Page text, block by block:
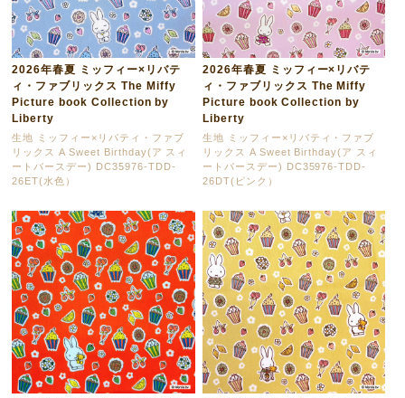
2026年春夏 ミッフィー×リバテ
ィ・ファブリックス The Miffy
Picture book Collection by
Liberty
生地 ミッフィー×リバティ・ファブ
リックス A Sweet Birthday(ア スィ
ートバースデー) DC35976-TDD-
26ET(水色）
2026年春夏 ミッフィー×リバテ
ィ・ファブリックス The Miffy
Picture book Collection by
Liberty
生地 ミッフィー×リバティ・ファブ
リックス A Sweet Birthday(ア スィ
ートバースデー) DC35976-TDD-
26DT(ピンク）